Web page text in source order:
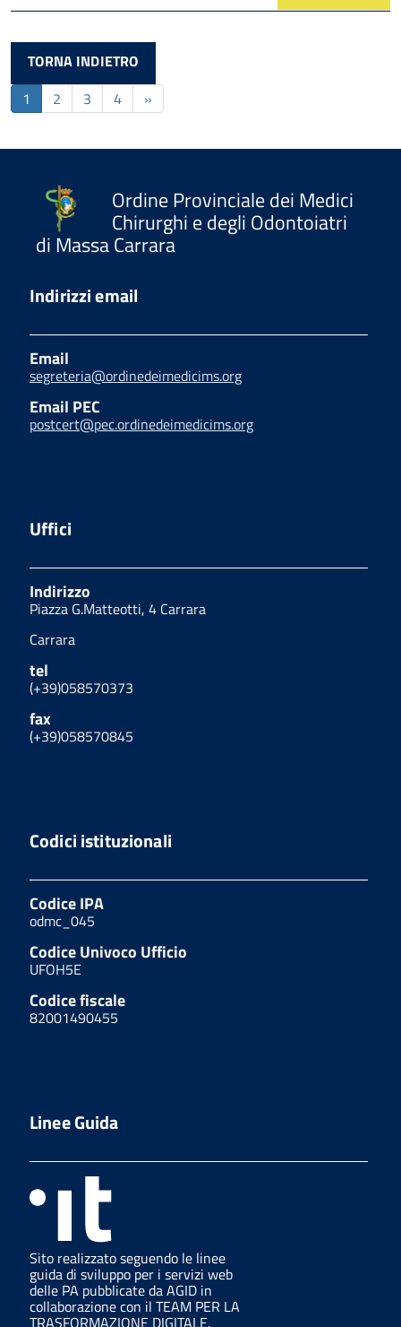
TORNA INDIETRO
1
2 3 4 »
Ordine Provinciale dei Medici
Chirurghi e degli Odontoiatri
di Massa Carrara
Indirizzi email
Email
segreteria@ordinedeimedicims.org
Email PEC
postcert@pec.ordinedeimedicims.org
Uffici
Indirizzo
Piazza G.Matteotti, 4 Carrara
Carrara
tel
(+39)058570373
fax
(+39)058570845
Codici istituzionali
Codice IPA
odmc_045
Codice Univoco Ufficio
UFOH5E
Codice fiscale
82001490455
Linee Guida
Sito realizzato seguendo le linee
guida di sviluppo per i servizi web
delle PA pubblicate da AGID in
collaborazione con il TEAM PER LA
TRASFORMAZIONE DIGITALE.